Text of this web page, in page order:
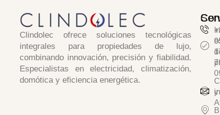
Clindolec ofrece soluciones tecnológicas
integrales para propiedades de lujo,
combinando innovación, precisión y fiabilidad.
Especialistas enelectricidad, climatización,
domótica y eficiencia energética.
y